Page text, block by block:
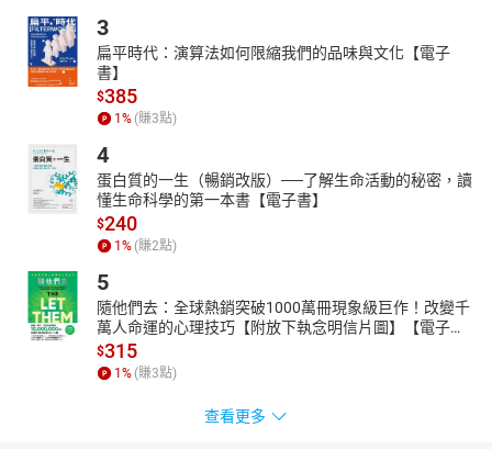
18要成為一個健康的人，要懂得如何調適情緒跟心情
19靠自己尋求幫忙
20覺知自我否定，走出情緒泥沼
21懂得問問題的藝術，耐心聽對方剖析心情
22多15秒的空間
23誰支持你不去否定你自己？
24生命中支持自己的力量
3
扁平時代：演算法如何限縮我們的品味與文化【電子
書】
$385
1 % (賺3點)
4
蛋白質的一生（暢銷改版）──了解生命活動的秘密，讀
懂生命科學的第一本書【電子書】
$240
1 % (賺2點)
5
隨他們去：全球熱銷突破1000萬冊現象級巨作！改變千
萬人命運的心理技巧【附放下執念明信片圖】【電子
書】
$315
1 % (賺3點)
查看更多